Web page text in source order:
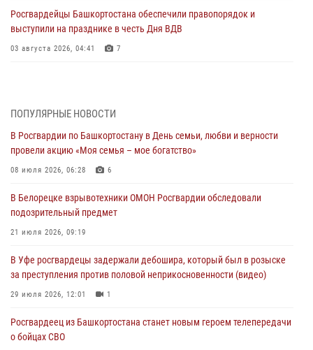
Росгвардейцы Башкортостана обеспечили правопорядок и
выступили на празднике в честь Дня ВДВ
03 августа 2026, 04:41 7
03 августа 2026, 04:30 8
В Башкирии росгвардейцы провели волейбольный турнир на
открытом воздухе
03 августа 2026, 04:29
В Уфе росгвардейцы по горячим следам задержали
подозреваемого в открытом хищении из аптеки (видео)
03 августа 2026, 04:15
Начальник отделения учёта и комплектования Росгвардии
Башкортостана ответил на вопросы граждан
30 июля 2026, 12:54
В Уфе росгвардецы задержали дебошира, который был в розыске
за преступления против половой неприкосновенности (видео)
ПОПУЛЯРНЫЕ НОВОСТИ
В Росгвардии по Башкортостану в День семьи, любви и верности
провели акцию «Моя семья – мое богатство»
08 июля 2026, 06:28 6
В Белорецке взрывотехники ОМОН Росгвардии обследовали
подозрительный предмет
21 июля 2026, 09:19
В Уфе росгвардецы задержали дебошира, который был в розыске
за преступления против половой неприкосновенности (видео)
29 июля 2026, 12:01 1
Росгвардеец из Башкортостана станет новым героем телепередачи
о бойцах СВО